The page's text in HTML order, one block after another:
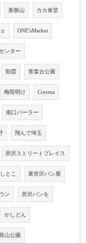
新狭山 カカ食堂
ONE'sMarket
ンター
朝霞 青葉台公園
梅雨明け Creema
南口パーラー
翔んで埼玉
所沢ストリートプレイス
とこ 東所沢パン屋
ン 所沢パンを
かしどん
山公園